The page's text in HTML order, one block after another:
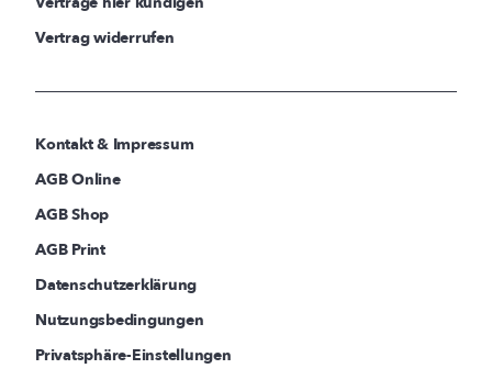
Vertrag widerrufen
Kontakt & Impressum
AGB Online
AGB Shop
AGB Print
Datenschutzerklärung
Nutzungsbedingungen
Privatsphäre-Einstellungen